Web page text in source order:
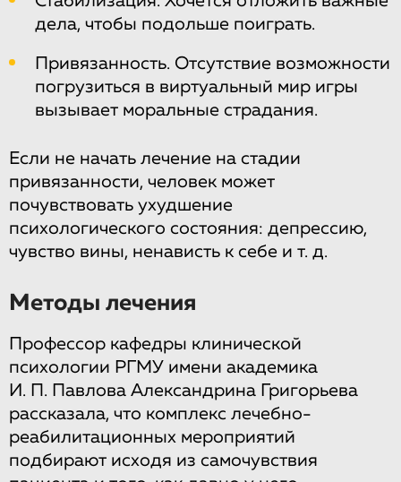
дела, чтобы подольше поиграть.
Привязанность. Отсутствие возможности
погрузиться в виртуальный мир игры
вызывает моральные страдания.
Если не начать лечение на стадии
привязанности, человек может
почувствовать ухудшение
психологического состояния: депрессию,
чувство вины, ненависть к себе и т. д.
Методы лечения
Профессор кафедры клинической
психологии РГМУ имени академика
И. П. Павлова Александрина Григорьева
рассказала, что комплекс лечебно-
реабилитационных мероприятий
подбирают исходя из самочувствия